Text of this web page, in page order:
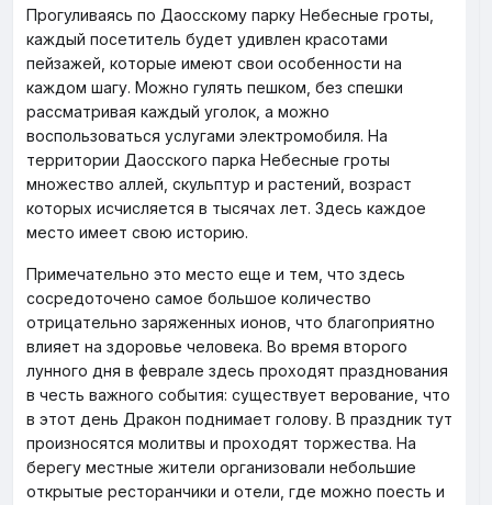
Прогуливаясь по Даосскому парку Небесные гроты,
каждый посетитель будет удивлен красотами
пейзажей, которые имеют свои особенности на
каждом шагу. Можно гулять пешком, без спешки
рассматривая каждый уголок, а можно
воспользоваться услугами электромобиля. На
территории Даосского парка Небесные гроты
множество аллей, скульптур и растений, возраст
которых исчисляется в тысячах лет. Здесь каждое
место имеет свою историю.
Примечательно это место еще и тем, что здесь
сосредоточено самое большое количество
отрицательно заряженных ионов, что благоприятно
влияет на здоровье человека. Во время второго
лунного дня в феврале здесь проходят празднования
в честь важного события: существует верование, что
в этот день Дракон поднимает голову. В праздник тут
произносятся молитвы и проходят торжества. На
берегу местные жители организовали небольшие
открытые ресторанчики и отели, где можно поесть и